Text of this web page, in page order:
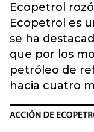
Ecopetrol rozó
Ecopetrol es
se ha
que por los
petróleo de
hacia cuatro